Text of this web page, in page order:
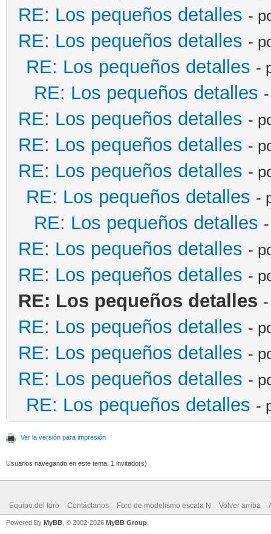
RE: Los pequeños detalles -
RE: Los pequeños detalles -
RE: Los pequeños detalles -
RE: Los pequeños detalles
RE: Los pequeños detalles -
RE: Los pequeños detalles -
RE: Los pequeños detalles -
RE: Los pequeños detalles -
RE: Los pequeños detalles
RE: Los pequeños detalles -
RE: Los pequeños detalles -
RE: Los pequeños detalles
RE: Los pequeños detalles -
RE: Los pequeños detalles -
RE: Los pequeños detalles -
RE: Los pequeños detalles -
Ver la versión para impresión
Usuarios navegando en este tema: 1 invitado(s)
Equipo del foro Contáctanos Foro de modelismo escala N Volver arriba
Powered By MyBB , © 2002-2026 MyBB Group